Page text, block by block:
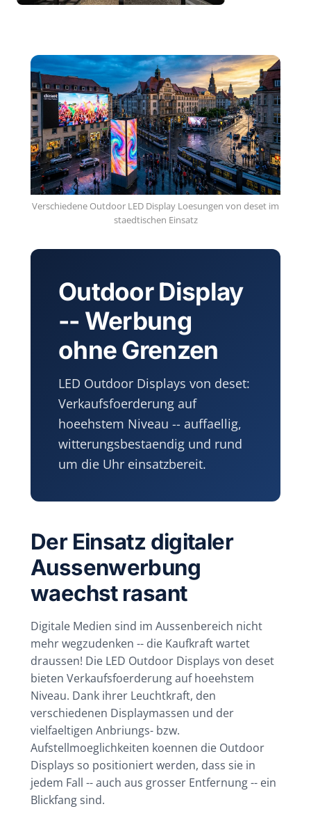
Verschiedene Outdoor LED Display Loesungen von deset im
staedtischen Einsatz
Outdoor Display
-- Werbung
ohne Grenzen
LED Outdoor Displays von deset:
Verkaufsfoerderung auf
hoeehstem Niveau -- auffaellig,
witterungsbestaendig und rund
um die Uhr einsatzbereit.
Der Einsatz digitaler
Aussenwerbung
waechst rasant
Digitale Medien sind im Aussenbereich nicht
mehr wegzudenken -- die Kaufkraft wartet
draussen! Die LED Outdoor Displays von deset
bieten Verkaufsfoerderung auf hoeehstem
Niveau. Dank ihrer Leuchtkraft, den
verschiedenen Displaymassen und der
vielfaeltigen Anbriungs- bzw.
Aufstellmoeglichkeiten koennen die Outdoor
Displays so positioniert werden, dass sie in
jedem Fall -- auch aus grosser Entfernung -- ein
Blickfang sind.